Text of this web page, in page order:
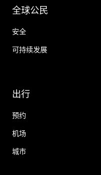
全球公民
安全
可持续发展
出行
预约
机场
城市